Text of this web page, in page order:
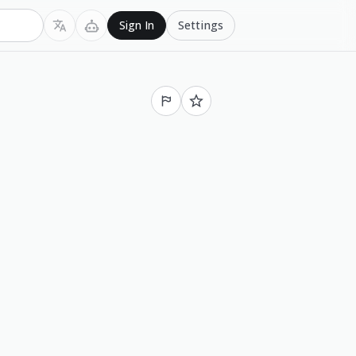
Sign In Settings